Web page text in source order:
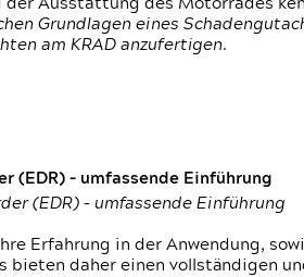
Ausstattung des Motorrades
Grundlagen eines
am KRAD anzufertigen.
(EDR) – umfassende Einführung
(EDR) – umfassende Einführung
Erfahrung in der Anwendung,
bieten daher einen vollständigen